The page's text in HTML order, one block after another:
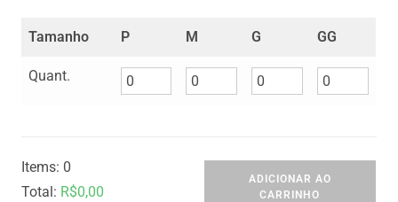
Tamanho P M G GG
Quant.
Items: 0
Total: R$0,00
ADICIONAR AO
CARRINHO